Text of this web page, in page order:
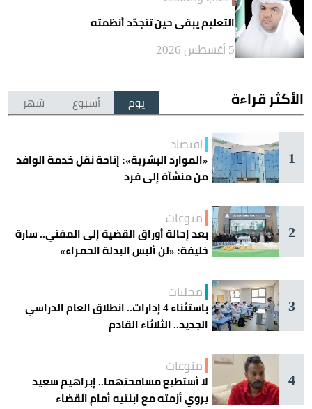
التعليم يبقى حين تتجدّد أنظمته
5 أغسطس 2026
الأكثر قراءة يوم أسبوع شهر
1
اقتصاد
«الموارد البشرية»: إتاحة نقل خدمة الوافد
من منشأة إلى فرد
2
منوعات
بعد إحالة أوراق القضية إلى المفتي.. سارة
خليفة: «لن ألبس البدلة الحمراء»
3
محليات
باستثناء 4 إدارات.. انطلاق العام الدراسي
الجديد.. الثلاثاء القادم
4
منوعات
لا أستطيع مسامحتهما.. إبراهيم سعيد
يروي أزمته مع ابنتيه أمام القضاء